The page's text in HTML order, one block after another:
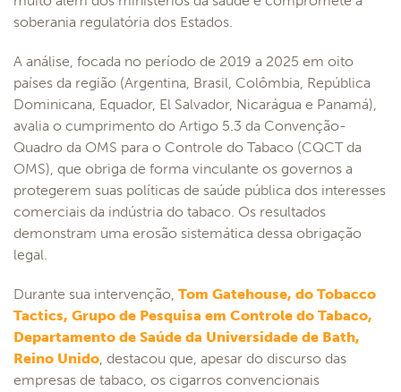
soberania regulatória dos Estados.
A análise, focada no período de 2019 a 2025 em oito
países da região (Argentina, Brasil, Colômbia, República
Dominicana, Equador, El Salvador, Nicarágua e Panamá),
avalia o cumprimento do Artigo 5.3 da Convenção-
Quadro da OMS para o Controle do Tabaco (CQCT da
OMS), que obriga de forma vinculante os governos a
protegerem suas políticas de saúde pública dos interesses
comerciais da indústria do tabaco. Os resultados
demonstram uma erosão sistemática dessa obrigação
legal.
Durante sua intervenção, Tom Gatehouse, do Tobacco
Tactics, Grupo de Pesquisa em Controle do Tabaco,
Departamento de Saúde da Universidade de Bath,
Reino Unido, destacou que, apesar do discurso das
empresas de tabaco, os cigarros convencionais